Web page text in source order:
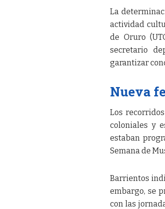
La
actividad
de Oruro
secretario
garantizar
Nueva
Los
coloniales y
estaban
Semana de
Barrientos
embargo, se
con las